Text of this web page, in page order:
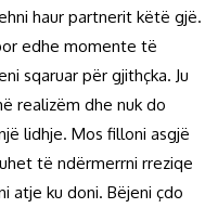
haur partnerit këtë gjë.
edhe momente të
sqaruar për gjithçka. Ju
realizëm dhe nuk do
lidhje. Mos filloni asgjë
të ndërmerrni rreziqe
atje ku doni. Bëjeni çdo